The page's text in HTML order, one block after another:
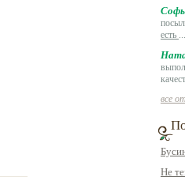
есть ...
все
Не